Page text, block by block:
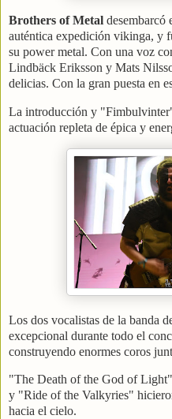
Brothers of Metal desembarcó
auténtica expedición vikinga, y
su power metal. Con una voz
Lindbäck Eriksson y Mats
delicias. Con la gran puesta en
La introducción y
actuación repleta de épica y
Los dos vocalistas de la banda
excepcional durante todo el
construyendo enormes coros
"The Death of the God of
y "Ride of the Valkyries"
hacia el cielo.